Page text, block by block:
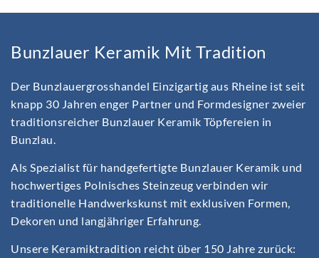
Bunzlauer Keramik Mit Tradition
Der Bunzlauergrosshandel Einzigartig aus Rheine ist seit
knapp 30 Jahren enger Partner und Formdesigner zweier
traditionsreicher Bunzlauer Keramik Töpfereien in
Bunzlau.
Als Spezialist für handgefertigte Bunzlauer Keramik und
hochwertiges Polnisches Steinzeug verbinden wir
traditionelle Handwerkskunst mit exklusiven Formen,
Dekoren und langjähriger Erfahrung.
Unsere Keramiktradition reicht über 150 Jahre zurück: